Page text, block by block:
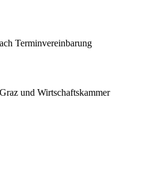
Terminvereinbarung
und Wirtschaftskammer